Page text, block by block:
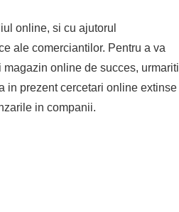
online, si cu ajutorul
ale comerciantilor. Pentru a va
online de succes, urmariti
in prezent cercetari online extinse
in companii.